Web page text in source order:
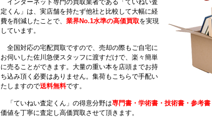
インターネット専門の買取業者である「ていねい査
定くん」は、実店舗を持たず他社と比較して大幅に経
費を削減したことで、 業界No.1水準の高価買取を実現
しています。
全国対応の宅配買取ですので、売却の際もご自宅に
お伺いした佐川急便スタッフに渡すだけで、楽々簡単
に売ることができます。大量の重い本を店頭までお持
ち込み頂く必要はありません。集荷もこちらで手配い
たしますので送料無料です。
「ていねい査定くん」の得意分野は専門書・学術書・技術書・参考
価値を丁寧に査定し高価買取させて頂きます。